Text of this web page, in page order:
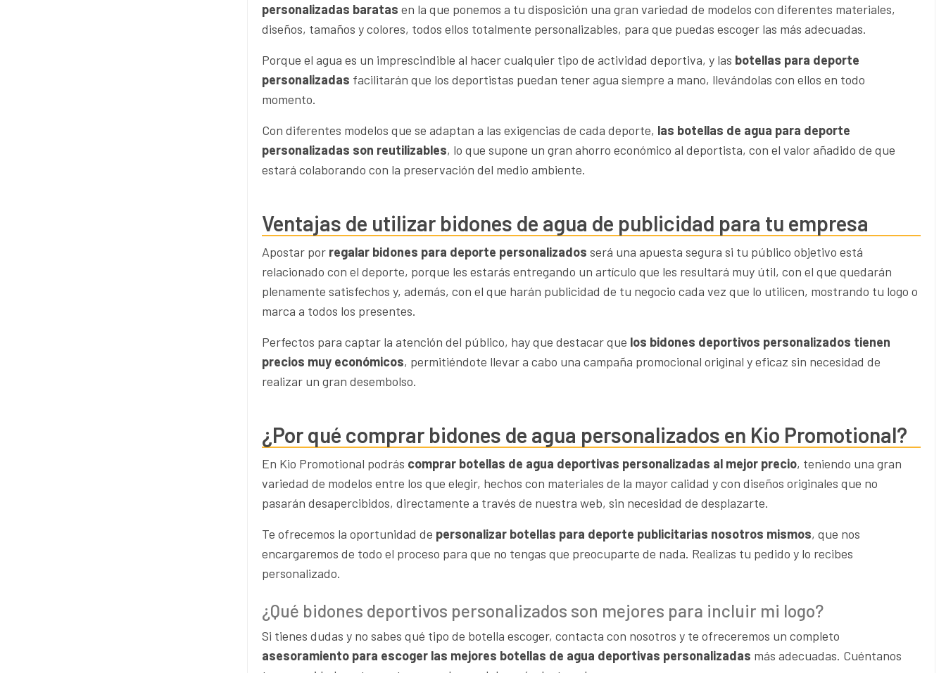
personalizadas baratas en la que ponemos a tu disposición una gran variedad de modelos con diferentes materiales,
diseños, tamaños y colores, todos ellos totalmente personalizables, para que puedas escoger las más adecuadas.
Porque el agua es un imprescindible al hacer cualquier tipo de actividad deportiva, y las botellas para deporte
personalizadas facilitarán que los deportistas puedan tener agua siempre a mano, llevándolas con ellos en todo
momento.
Con diferentes modelos que se adaptan a las exigencias de cada deporte, las botellas de agua para deporte
personalizadas son reutilizables, lo que supone un gran ahorro económico al deportista, con el valor añadido de que
estará colaborando con la preservación del medio ambiente.
Ventajas de utilizar bidones de agua de publicidad para tu empresa
Apostar por regalar bidones para deporte personalizados será una apuesta segura si tu público objetivo está
relacionado con el deporte, porque les estarás entregando un artículo que les resultará muy útil, con el que quedarán
plenamente satisfechos y, además, con el que harán publicidad de tu negocio cada vez que lo utilicen, mostrando tu logo o
marca a todos los presentes.
Perfectos para captar la atención del público, hay que destacar que los bidones deportivos personalizados tienen
precios muy económicos, permitiéndote llevar a cabo una campaña promocional original y eficaz sin necesidad de
realizar un gran desembolso.
¿Por qué comprar bidones de agua personalizados en Kio Promotional?
En Kio Promotional podrás comprar botellas de agua deportivas personalizadas al mejor precio, teniendo una gran
variedad de modelos entre los que elegir, hechos con materiales de la mayor calidad y con diseños originales que no
pasarán desapercibidos, directamente a través de nuestra web, sin necesidad de desplazarte.
Te ofrecemos la oportunidad de personalizar botellas para deporte publicitarias nosotros mismos, que nos
encargaremos de todo el proceso para que no tengas que preocuparte de nada. Realizas tu pedido y lo recibes
personalizado.
¿Qué bidones deportivos personalizados son mejores para incluir mi logo?
Si tienes dudas y no sabes qué tipo de botella escoger, contacta con nosotros y te ofreceremos un completo
asesoramiento para escoger las mejores botellas de agua deportivas personalizadas más adecuadas. Cuéntanos